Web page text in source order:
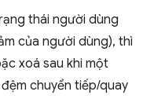
thái người dùng
của người dùng), thì
xoá sau khi một
chuyển tiếp/quay